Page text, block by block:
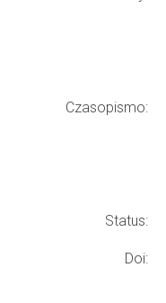
Czasopismo:
Status:
Doi: